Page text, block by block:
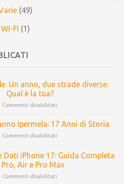
(49)
WI-FI (1)
Un anno, due strade diverse.
Qual è la tua?
Commenti disabilitati
Ipermela: 17 Anni di Storia
Commenti disabilitati
Dati iPhone 17: Guida Completa
Pro, Air e Pro Max
Commenti disabilitati